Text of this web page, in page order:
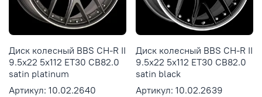
Диск колесный BBS CH-R II
9.5x22 5x112 ET30 CB82.0
satin platinum
Артикул: 10.02.2640
Диск колесный BBS CH-R II
9.5x22 5x112 ET30 CB82.0
satin black
Артикул: 10.02.2639